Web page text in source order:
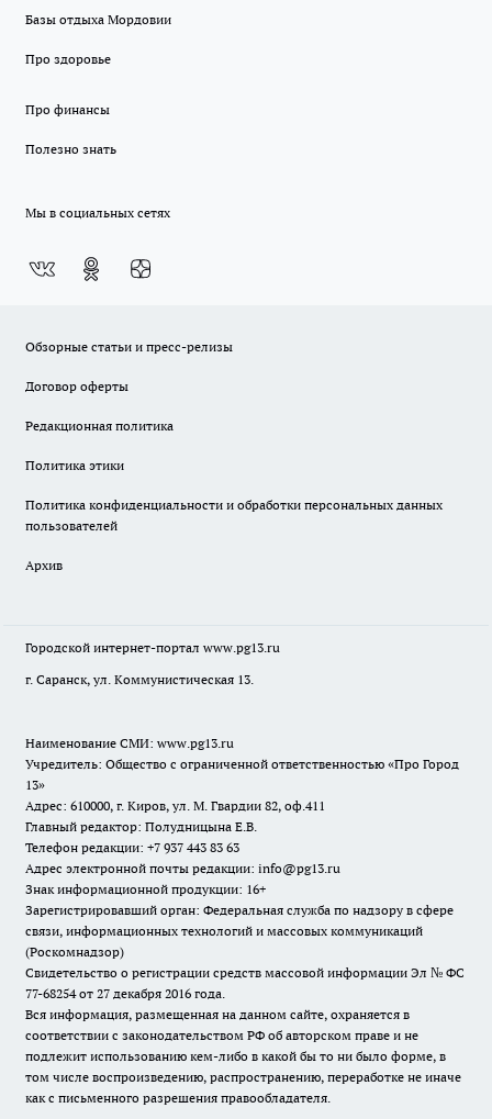
Базы отдыха Мордовии
Про здоровье
Про финансы
Полезно знать
Мы в социальных сетях
Обзорные статьи и пресс-релизы
Договор оферты
Редакционная политика
Политика этики
Политика конфиденциальности и обработки персональных данных
пользователей
Архив
Городской интернет-портал www.pg13.ru
г. Саранск, ул. Коммунистическая 13.
Наименование СМИ: www.pg13.ru
Учредитель: Общество с ограниченной ответственностью «Про Город
13»
Адрес: 610000, г. Киров, ул. М. Гвардии 82, оф.411
Главный редактор: Полудницына Е.В.
Телефон редакции: +7 937 443 83 63
Адрес электронной почты редакции: info@pg13.ru
Знак информационной продукции: 16+
Зарегистрировавший орган: Федеральная служба по надзору в сфере
связи, информационных технологий и массовых коммуникаций
(Роскомнадзор)
Свидетельство о регистрации средств массовой информации Эл № ФС
77-68254 от 27 декабря 2016 года.
Вся информация, размещенная на данном сайте, охраняется в
соответствии с законодательством РФ об авторском праве и не
подлежит использованию кем-либо в какой бы то ни было форме, в
том числе воспроизведению, распространению, переработке не иначе
как с письменного разрешения правообладателя.